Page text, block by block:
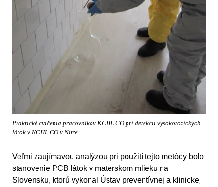
Praktické cvičenia pracovníkov KCHL CO pri detekcii vysokotoxických
látok v KCHL CO v Nitre
Veľmi zaujímavou analýzou pri použití tejto metódy bolo
stanovenie PCB látok v materskom mlieku na
Slovensku, ktorú vykonal Ústav preventívnej a klinickej